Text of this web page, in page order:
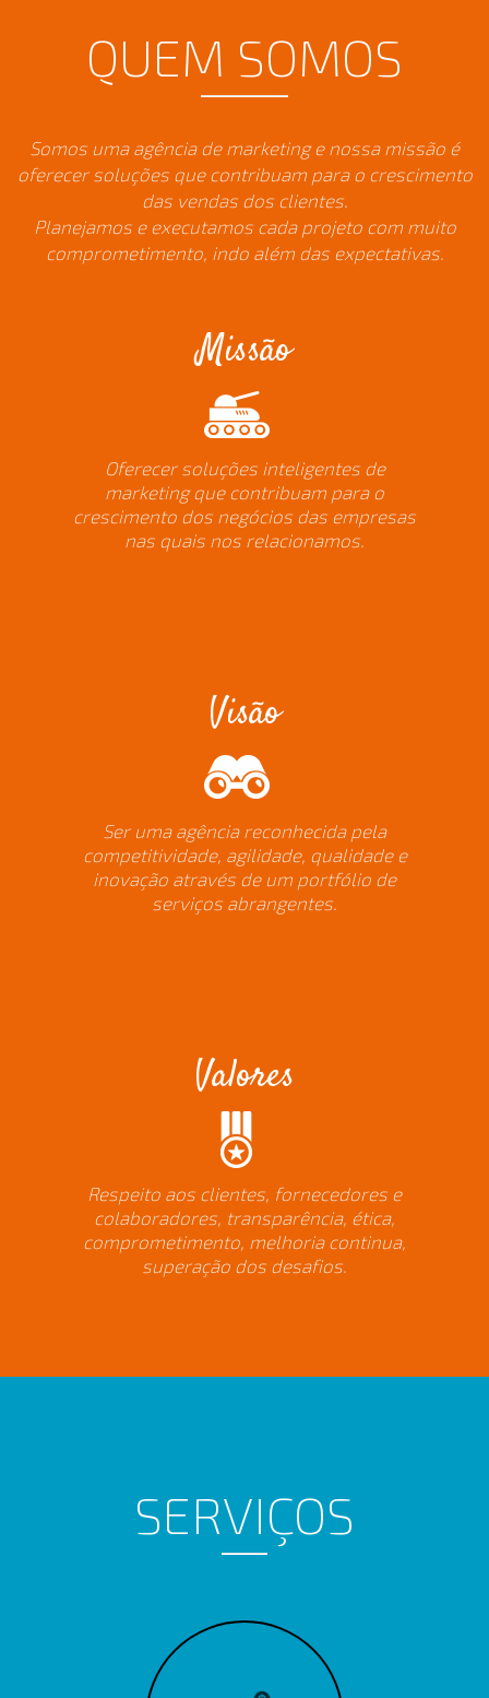
QUEM SOMOS
Somos uma agência de marketing e nossa missão é
oferecer soluções que contribuam para o crescimento
das vendas dos clientes.
Planejamos e executamos cada projeto com muito
comprometimento, indo além das expectativas.
Missão
Oferecer soluções inteligentes de
marketing que contribuam para o
crescimento dos negócios das empresas
nas quais nos relacionamos.
Visão
Ser uma agência reconhecida pela
competitividade, agilidade, qualidade e
inovação através de um portfólio de
serviços abrangentes.
Valores
Respeito aos clientes, fornecedores e
colaboradores, transparência, ética,
comprometimento, melhoria continua,
superação dos desafios.
SERVIÇOS